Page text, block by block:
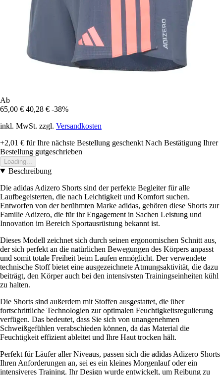
Ab
65,00 € 40,28 € -38%
inkl. MwSt. zzgl. Versandkosten
+2,01 € für Ihre nächste Bestellung geschenkt Nach Bestätigung Ihrer
Bestellung gutgeschrieben
Loading...
Beschreibung
Die adidas Adizero Shorts sind der perfekte Begleiter für alle
Laufbegeisterten, die nach Leichtigkeit und Komfort suchen.
Entworfen von der berühmten Marke adidas, gehören diese Shorts zur
Familie Adizero, die für ihr Engagement in Sachen Leistung und
Innovation im Bereich Sportausrüstung bekannt ist.
Dieses Modell zeichnet sich durch seinen ergonomischen Schnitt aus,
der sich perfekt an die natürlichen Bewegungen des Körpers anpasst
und somit totale Freiheit beim Laufen ermöglicht. Der verwendete
technische Stoff bietet eine ausgezeichnete Atmungsaktivität, die dazu
beiträgt, den Körper auch bei den intensivsten Trainingseinheiten kühl
zu halten.
Die Shorts sind außerdem mit Stoffen ausgestattet, die über
fortschrittliche Technologien zur optimalen Feuchtigkeitsregulierung
verfügen. Das bedeutet, dass Sie sich von unangenehmen
Schweißgefühlen verabschieden können, da das Material die
Feuchtigkeit effizient ableitet und Ihre Haut trocken hält.
Perfekt für Läufer aller Niveaus, passen sich die adidas Adizero Shorts
Ihren Anforderungen an, sei es ein kleines Morgenlauf oder ein
intensiveres Training. Ihr Design wurde entwickelt, um Reibung zu